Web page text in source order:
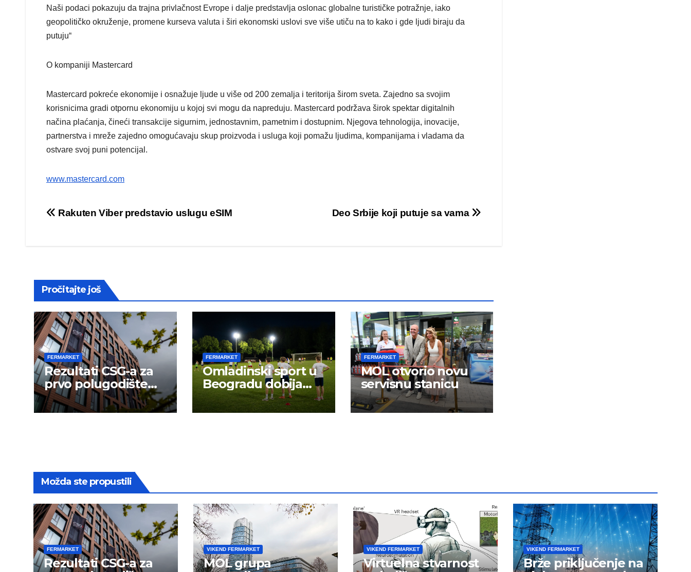
Naši podaci pokazuju da trajna privlačnost Evrope i dalje predstavlja oslonac globalne turističke potražnje, iako
geopolitičko okruženje, promene kurseva valuta i širi ekonomski uslovi sve više utiču na to kako i gde ljudi biraju da
putuju“
O kompaniji Mastercard
Mastercard pokreće ekonomije i osnažuje ljude u više od 200 zemalja i teritorija širom sveta. Zajedno sa svojim
korisnicima gradi otpornu ekonomiju u kojoj svi mogu da napreduju. Mastercard podržava širok spektar digitalnih
načina plaćanja, čineći transakcije sigurnim, jednostavnim, pametnim i dostupnim. Njegova tehnologija, inovacije,
partnerstva i mreže zajedno omogućavaju skup proizvoda i usluga koji pomažu ljudima, kompanijama i vladama da
ostvare svoj puni potencijal.
www.mastercard.com
Post
Deo Srbije koji putuje sa vama
Rakuten Viber predstavio uslugu eSIM
Pročitajte još
FERMARKET
Rezultati CSG-a za
prvo polugodište
2026.
FERMARKET
Omladinski sport u
Beogradu dobija
novu energiju:
FERMARKET
MOL otvorio novu
servisnu stanicu
Možda ste propustili
FERMARKET
Rezultati CSG-a za
VIKEND FERMARKET
MOL grupa
VIKEND FERMARKET
Virtuelna stvarnost
VIKEND FERMARKET
Brže priključenje na